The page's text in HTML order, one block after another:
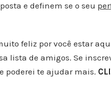
e definem se o seu
feliz por você estar
lista de amigos. Se
poderei te ajudar mais.